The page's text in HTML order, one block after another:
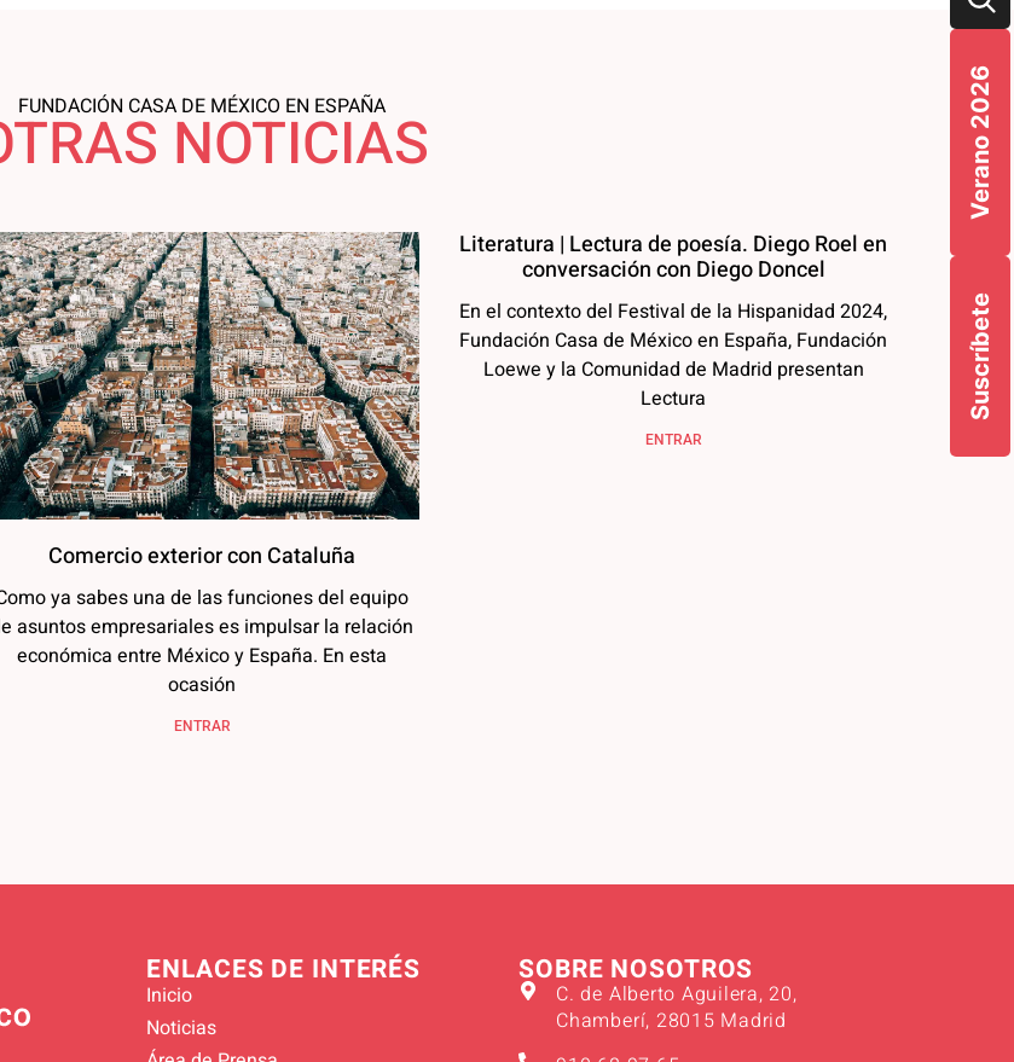
Suscríbete
Verano 2026
FUNDACIÓN CASA DE MÉXICO EN ESPAÑA
NOTICIAS
Comercio exterior con Cataluña
ya sabes una de las funciones del equipo
asuntos empresariales es impulsar la relación
económica entre México y España. En esta
ocasión
ENTRAR
Literatura | Lectura de poesía. Diego Roel en
conversación con Diego Doncel
En el contexto del Festival de la Hispanidad 2024,
Fundación Casa de México en España, Fundación
Loewe y la Comunidad de Madrid presentan
Lectura
ENTRAR
ENLACES DE INTERÉS
Inicio
Noticias
SOBRE NOSOTROS
C. de Alberto Aguilera, 20,
Chamberí, 28015 Madrid